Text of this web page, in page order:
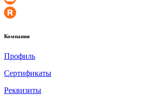
Компания
Профиль
Сертификаты
Реквизиты